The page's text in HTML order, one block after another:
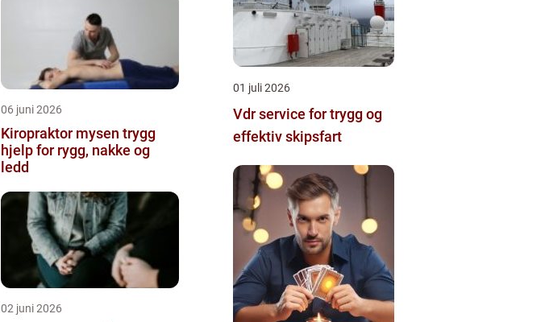
06 juni 2026
Kiropraktor mysen trygg
hjelp for rygg, nakke og
ledd
02 juni 2026
01 juli 2026
Vdr service for trygg og
effektiv skipsfart